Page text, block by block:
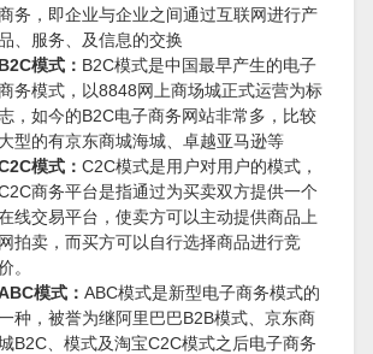
务，即企业与企业之间通过互联网进行产
、服务、及信息的交换
B2C模式： B2C模式是中国最早产生的电子
务模式，以8848网上商场城正式运营为标
，如今的B2C电子商务网站非常多，比较
大型的有京东商城海城、卓越亚马逊等
模式： C2C模式是用户对用户的模式，
商务平台是指通过为买卖双方提供一个
线交易平台，使卖方可以主动提供商品上
网拍卖，而买方可以自行选择商品进行竞
。
模式： ABC模式是新型电子商务模式的
种，被誉为继阿里巴巴B2B模式、京东商
B2C、模式及淘宝C2C模式之后电子商务